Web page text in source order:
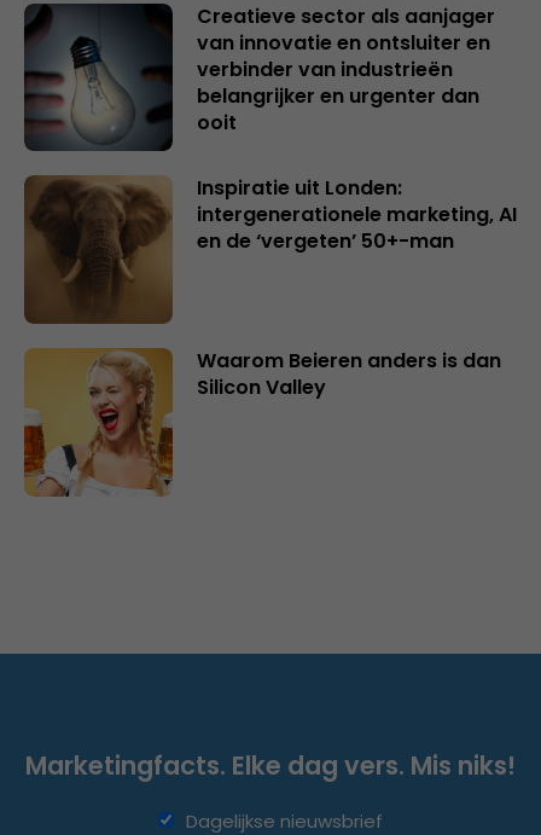
Creatieve sector als aanjager
van innovatie en ontsluiter en
verbinder van industrieën
belangrijker en urgenter dan
ooit
Inspiratie uit Londen:
intergenerationele marketing, AI
en de ‘vergeten’ 50+-man
Waarom Beieren anders is dan
Silicon Valley
Marketingfacts. Elke dag vers. Mis niks!
Dagelijkse nieuwsbrief